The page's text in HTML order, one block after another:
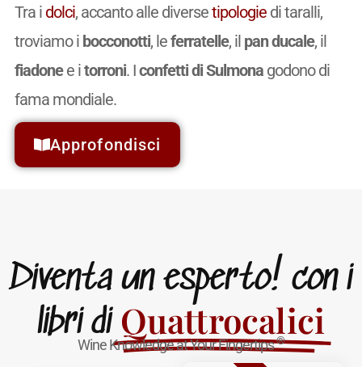
Tra i dolci, accanto alle diversetipologiedi taralli,
troviamo i bocconotti, leferratelle, il pan ducale, il
fiadonee itorroni. Iconfetti di Sulmonagodono di
fama mondiale.
Approfondisci
Diventa un esperto! con i
libri di Quattrocalici
Wine Knowledge at Your Fingertips®